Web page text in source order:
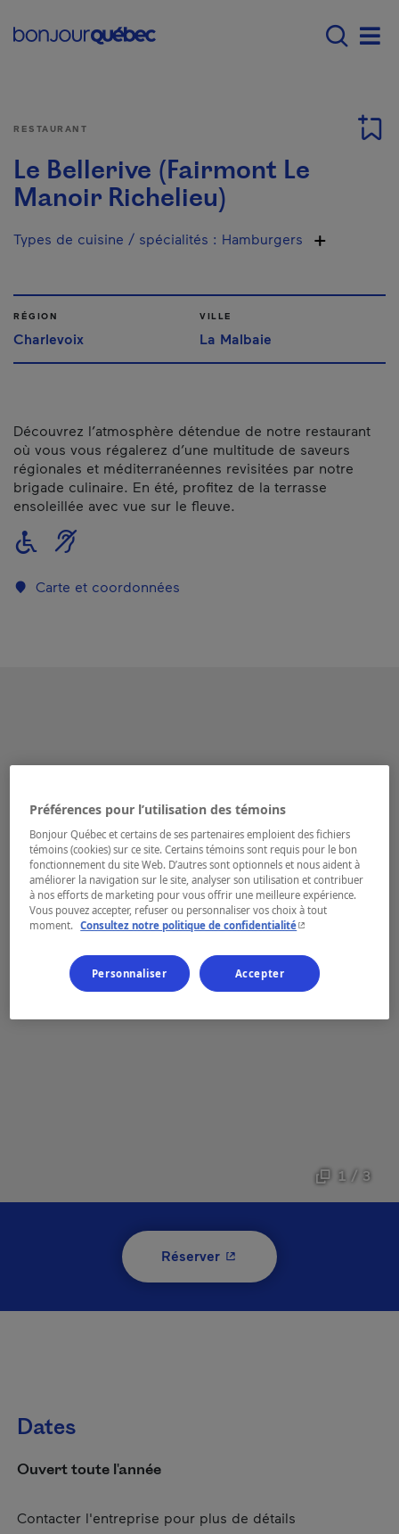
Main navigation -
1 / 3
Réserver- Cet hyperlien s'ouvrira
RESTAURANT
Le Bellerive (Fairmont Le
Manoir Richelieu)
Types de cuisine / spécialités : Hamburgers
RÉGION
Charlevoix
VILLE
La Malbaie
Découvrez l’atmosphère détendue de notre restaurant
où vous vous régalerez d’une multitude de saveurs
régionales et méditerranéennes revisitées par notre
brigade culinaire. En été, profitez de la terrasse
ensoleillée avec vue sur le fleuve.
Carte et coordonnées
Dates
Ouvert toute l'année
Contacter l'entreprise pour plus de détails
Préférences pour l’utilisation des témoins
Bonjour Québec et certains de ses partenaires emploient des fichiers
témoins (cookies) sur ce site. Certains témoins sont requis pour le bon
fonctionnement du site Web. D’autres sont optionnels et nous aident à
améliorer la navigation sur le site, analyser son utilisation et contribuer
à nos efforts de marketing pour vous offrir une meilleure expérience.
Vous pouvez accepter, refuser ou personnaliser vos choix à tout
moment. Consultez notre politique de confidentialité- Cet hyperlien
Personnaliser Accepter